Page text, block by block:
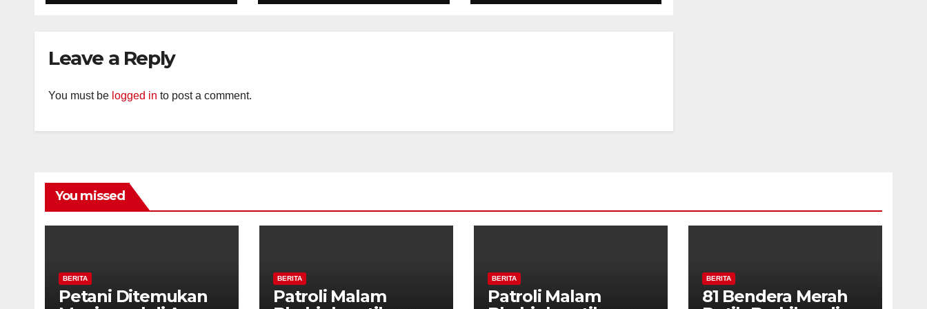
Pastikan Tidak Ada
Perkuat
Perkuat
Leave a Reply
You must be logged in to post a comment.
You missed
BERITA
Petani Ditemukan
BERITA
Patroli Malam
BERITA
Patroli Malam
BERITA
81 Bendera Merah